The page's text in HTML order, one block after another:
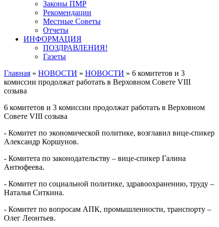
Законы ПМР
Рекомендации
Местные Советы
Отчеты
ИНФОРМАЦИЯ
ПОЗДРАВЛЕНИЯ!
Газеты
Главная » НОВОСТИ » НОВОСТИ » 6 комитетов и 3
комиссии продолжат работать в Верховном Совете VIII
созыва
6 комитетов и 3 комиссии продолжат работать в Верховном
Совете VIII созыва
- Комитет по экономической политике, возглавил вице-спикер
Александр Коршунов.
- Комитета по законодательству – вице-спикер Галина
Антюфеева.
- Комитет по социальной политике, здравоохранению, труду –
Наталья Ситкина.
- Комитет по вопросам АПК, промышленности, транспорту –
Олег Леонтьев.